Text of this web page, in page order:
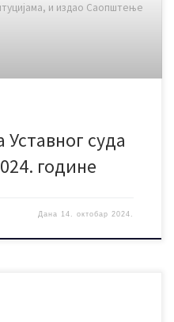
и издао Саопштење
суда
године
Дана 14. октобар 2024.